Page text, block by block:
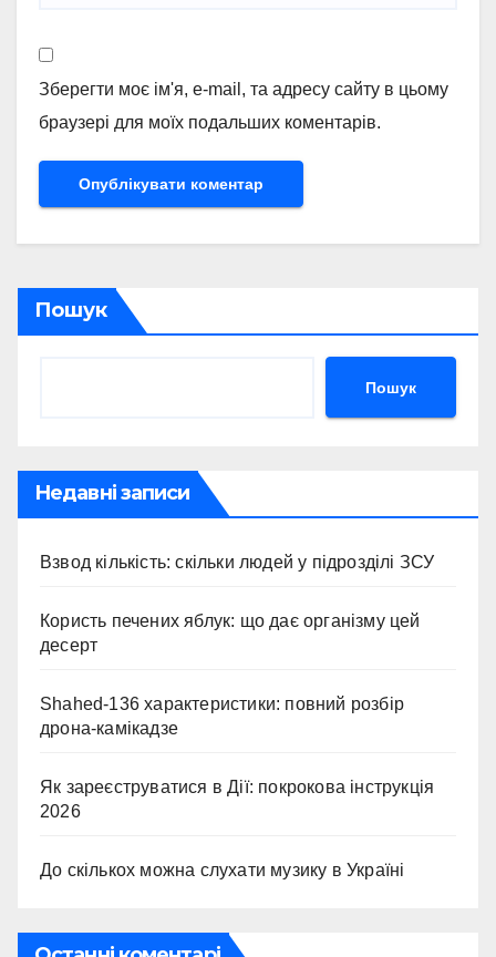
Зберегти моє ім'я, e-mail, та адресу сайту в цьому
браузері для моїх подальших коментарів.
Пошук
Пошук
Недавні записи
Взвод кількість: скільки людей у підрозділі ЗСУ
Користь печених яблук: що дає організму цей
десерт
Shahed-136 характеристики: повний розбір
дрона-камікадзе
Як зареєструватися в Дії: покрокова інструкція
2026
До скількох можна слухати музику в Україні